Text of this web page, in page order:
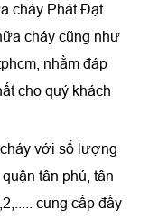
cháy Phát Đạt
cháy cũng như
nhằm đáp
cho quý khách
với số lượng
tân phú, tân
cung cấp đầy